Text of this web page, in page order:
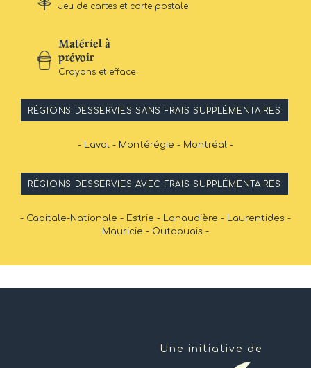
Jeu de cartes et carte postale
Matériel à
prévoir
Crayons et efface
RÉGIONS DESSERVIES SANS FRAIS SUPPLÉMENTAIRES
- Laval - Montérégie - Montréal -
RÉGIONS DESSERVIES AVEC FRAIS SUPPLÉMENTAIRES
- Capitale-Nationale - Estrie - Lanaudière - Laurentides -
Mauricie - Outaouais -
Une initiative de